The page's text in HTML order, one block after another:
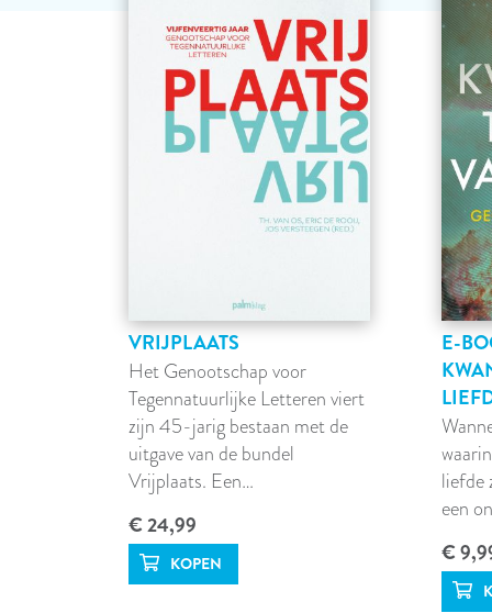
VRIJPLAATS
Het Genootschap voor
Tegennatuurlijke Letteren viert
zijn 45-jarig bestaan met de
uitgave van de bundel
Vrijplaats. Een…
€ 24,99
E-
liefde
een
€